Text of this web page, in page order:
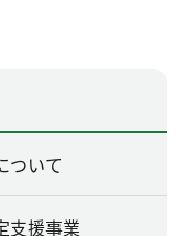
ついて
支援事業